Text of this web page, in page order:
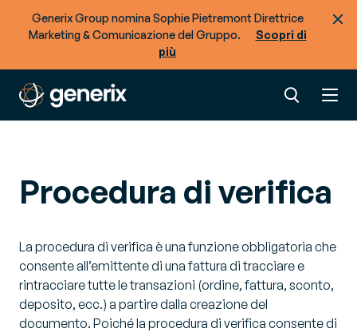
Generix Group nomina Sophie Pietremont Direttrice
Marketing & Comunicazione del Gruppo.
Scopri di
più
Procedura di verifica
La procedura di verifica è una funzione obbligatoria che
consente all’emittente di una fattura di tracciare e
rintracciare tutte le transazioni (ordine, fattura, sconto,
deposito, ecc.) a partire dalla creazione del
documento. Poiché la procedura di verifica consente di